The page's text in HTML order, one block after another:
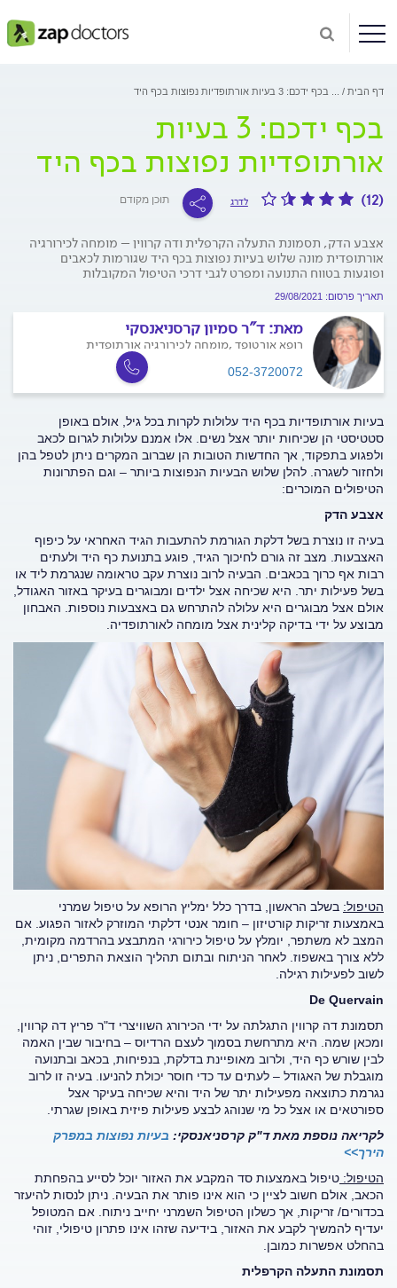
דף הבית בכף ידכם: 3 בעיות אורתופדיות נפוצות בכף היד
בכף ידכם: 3 בעיות
אורתופדיות נפוצות בכף היד
(12) לדרג תוכן מקודם
אצבע הדק, תסמונת התעלה הקרפלית ודה קרווין – מומחה לכירורגיה
אורתופדית מונה שלוש בעיות נפוצות בכף היד שגורמות לכאבים
ופוגעות בטווח התנועה ומפרט לגבי דרכי הטיפול המקובלות
תאריך פרסום: 29/08/2021
מאת: ד"ר סמיון קרסניאנסקי
רופא אורטופד ,מומחה לכירורגיה אורתופדית
052-3720072
בעיות אורתופדיות בכף היד עלולות לקרות בכל גיל, אולם באופן
סטטיסטי הן שכיחות יותר אצל נשים. אלו אמנם עלולות לגרום לכאב
ולפגוע בתפקוד, אך החדשות הטובות הן שברוב המקרים ניתן לטפל בהן
ולחזור לשגרה. להלן שלוש הבעיות הנפוצות ביותר – וגם הפתרונות
הטיפולים המוכרים:
אצבע הדק
בעיה זו נוצרת בשל דלקת הגורמת להתעבות הגיד האחראי על כיפוף
האצבעות. מצב זה גורם לחיכוך הגיד, פוגע בתנועת כף היד ולעתים
רבות אף כרוך בכאבים. הבעיה לרוב נוצרת עקב טראומה שנגרמת ליד או
בשל פעילות יתר. היא שכיחה אצל ילדים ומבוגרים בעיקר באזור האגודל,
אולם אצל מבוגרים היא עלולה להתרחש גם באצבעות נוספות. האבחון
מבוצע על ידי בדיקה קלינית אצל מומחה לאורתופדיה.
הטיפול: בשלב הראשון, בדרך כלל ימליץ הרופא על טיפול שמרני
באמצעות זריקות קורטיזון – חומר אנטי דלקתי המוזרק לאזור הפגוע. אם
המצב לא משתפר, יומלץ על טיפול כירורגי המתבצע בהרדמה מקומית,
ללא צורך באשפוז. לאחר הניתוח ובתום תהליך הוצאת התפרים, ניתן
לשוב לפעילות רגילה.
De Quervain
תסמונת דה קרווין התגלתה על ידי הכירורג השוויצרי ד"ר פריץ דה קרווין,
ומכאן שמה. היא מתרחשת בסמוך לעצם הרדיוס – בחיבור שבין האמה
לבין שורש כף היד, ולרוב מאופיינת בדלקת, בנפיחות, בכאב ובתנועה
מוגבלת של האגודל – לעתים עד כדי חוסר יכולת להניעו. בעיה זו לרוב
נגרמת כתוצאה מפעילות יתר של היד והיא שכיחה בעיקר אצל
ספורטאים או אצל כל מי שנוהג לבצע פעילות פיזית באופן שגרתי.
לקריאה נוספת מאת ד"ק קרסניאנסקי: בעיות נפוצות במפרק
הירך>>
הטיפול: טיפול באמצעות סד המקבע את האזור יוכל לסייע בהפחתת
הכאב, אולם חשוב לציין כי הוא אינו פותר את הבעיה. ניתן לנסות להיעזר
בכדורים/ זריקות, אך כשלון הטיפול השמרני יחייב ניתוח. אם המטופל
יעדיף להמשיך לקבע את האזור, בידיעה שזהו אינו פתרון טיפולי, זוהי
בהחלט אפשרות כמובן.
תסמונת התעלה הקרפלית